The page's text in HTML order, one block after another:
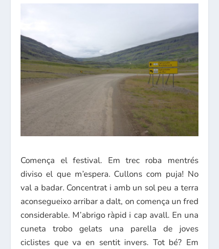
Comença el festival. Em trec roba mentrés
diviso el que m’espera. Cullons com puja! No
val a badar. Concentrat i amb un sol peu a terra
aconsegueixo arribar a dalt, on comença un fred
considerable. M’abrigo ràpid i cap avall. En una
cuneta trobo gelats una parella de joves
ciclistes que va en sentit invers. Tot bé? Em